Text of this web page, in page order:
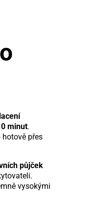
minut.
přes
půjček
vysokými